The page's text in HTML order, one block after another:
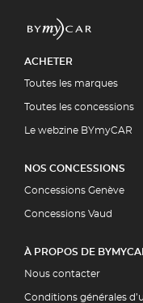
ACHETER
Toutes les marques
Toutes les concessions
Le webzine BYmyCAR
NOS CONCESSIONS
Concessions Genève
Concessions Vaud
À PROPOS DE
Nous contacter
Conditions générales